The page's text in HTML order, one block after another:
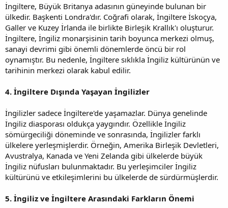
İngiltere, Büyük Britanya adasının güneyinde bulunan bir
ülkedir. Başkenti Londra'dır. Coğrafi olarak, İngiltere İskoçya,
Galler ve Kuzey İrlanda ile birlikte Birleşik Krallık'ı oluşturur.
İngiltere, İngiliz monarşisinin tarih boyunca merkezi olmuş,
sanayi devrimi gibi önemli dönemlerde öncü bir rol
oynamıştır. Bu nedenle, İngiltere sıklıkla İngiliz kültürünün ve
tarihinin merkezi olarak kabul edilir.
4. İngiltere Dışında Yaşayan İngilizler
İngilizler sadece İngiltere'de yaşamazlar. Dünya genelinde
İngiliz diasporası oldukça yaygındır. Özellikle İngiliz
sömürgeciliği döneminde ve sonrasında, İngilizler farklı
ülkelere yerleşmişlerdir. Örneğin, Amerika Birleşik Devletleri,
Avustralya, Kanada ve Yeni Zelanda gibi ülkelerde büyük
İngiliz nüfusları bulunmaktadır. Bu yerleşimciler İngiliz
kültürünü ve etkileşimlerini bu ülkelerde de sürdürmüşlerdir.
5. İngiliz ve İngiltere Arasındaki Farkların Önemi